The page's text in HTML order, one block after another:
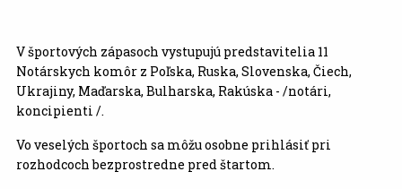
V športových zápasoch vystupujú predstavitelia 11
Notárskych komôr z Poľska, Ruska, Slovenska, Čiech,
Ukrajiny, Maďarska, Bulharska, Rakúska - /notári,
koncipienti /.
Vo veselých športoch sa môžu osobne prihlásiť pri
rozhodcoch bezprostredne pred štartom.